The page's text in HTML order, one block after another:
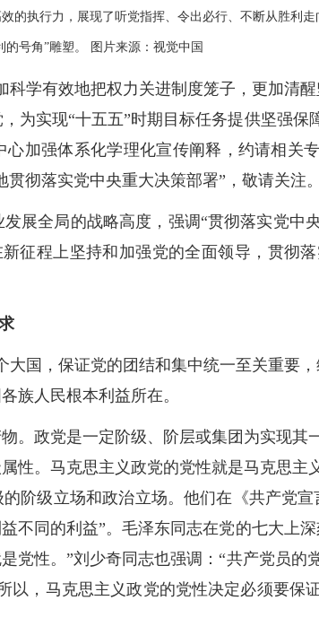
的执行力，展现了听党指挥、令出必行、不断从胜
的号角”雕塑。 图片来源：视觉中国
学有效地把权力关进制度笼子，更加清
为实现“十五五”时期目标任务提供坚强保
加强体系化学理化宣传阐释，约请相关
彻落实党中央重大决策部署”，敬请关注。
展全局的战略高度，强调“贯彻落实党中
征程上坚持和加强党的全面领导，贯彻
国，保证党的团结和集中统一至关重要
族人民根本利益所在。
。政党是一定阶级、阶层或集团为实现
性。马克思主义政党的党性就是马克思
阶级立场和政治立场。他们在《共产党
不同的利益”。毛泽东同志在党的七大上
党性。”刘少奇同志也强调：“共产党员
，马克思主义政党的党性决定必须要保